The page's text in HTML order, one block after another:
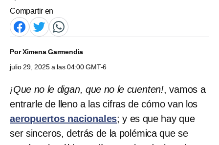
Compartir en
PorXimena Garmendia
julio 29, 2025 a las 04:00 GMT-6
¡Que no le digan, que no le cuenten!, vamos a
entrarle de lleno a las cifras de cómo van los
aeropuertos nacionales; y es que hay que
ser sinceros, detrás de la polémica que se